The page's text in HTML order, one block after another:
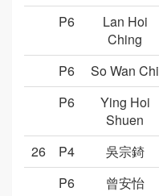
P6
Lan Hoi
Ching
P6 So Wan Chi
P6
Ying Hoi
Shuen
26
P4 吳宗錡
P6
曾安怡